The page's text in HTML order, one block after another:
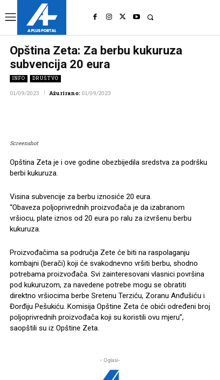
Opština Zeta: Za berbu kukuruza
subvencija 20 eura
INFO DRUŠTVO
01/09/2023 Ažurirano: 01/09/2023
Screenshot
Opština Zeta je i ove godine obezbijedila sredstva za podršku
berbi kukuruza.
Visina subvencije za berbu iznosiće 20 eura.
“Obaveza poljoprivrednih proizvođača je da izabranom
vršiocu, plate iznos od 20 eura po ralu za izvršenu berbu
kukuruza.
Proizvođačima sa područja Zete će biti na raspolaganju
kombajni (berači) koji će svakodnevno vršiti berbu, shodno
potrebama proizvođača. Svi zainteresovani vlasnici površina
pod kukuruzom, za navedene potrebe mogu se obratiti
direktno vršiocima berbe Sretenu Terziću, Zoranu Anđušiću i
Đorđiju Pešukiću. Komisija Opštine Zeta će obići određeni broj
poljoprivrednih proizvođača koji su koristili ovu mjeru”,
saopštili su iz Opštine Zeta.
- Oglasi-